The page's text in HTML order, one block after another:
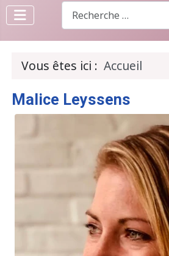
Recherche
Vous êtes ici :Accueil
Malice Leyssens